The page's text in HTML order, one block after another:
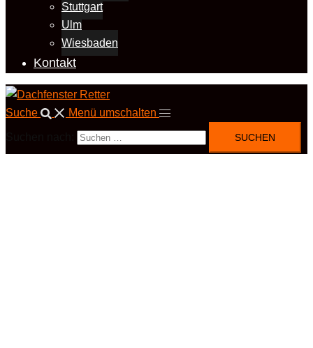
Stuttgart
Ulm
Wiesbaden
Kontakt
Suche Menü umschalten